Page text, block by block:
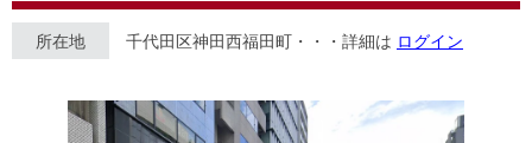
所在地 千代田区神田西福田町・・・詳細は ログイン